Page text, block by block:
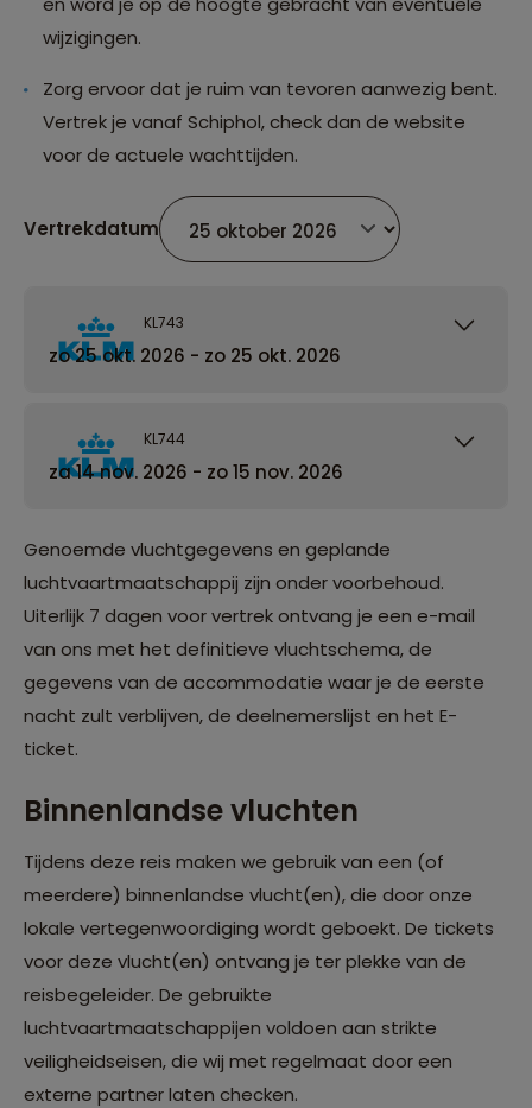
wijzigingen.
Zorg ervoor dat je ruim van tevoren aanwezig bent.
Vertrek je vanaf Schiphol, check dan de website
voor de actuele wachttijden.
Vertrekdatum
KL743
zo 25 okt. 2026 - zo 25 okt. 2026
KL744
za 14 nov. 2026 - zo 15 nov. 2026
Genoemde vluchtgegevens en geplande
luchtvaartmaatschappij zijn onder voorbehoud.
Uiterlijk 7 dagen voor vertrek ontvang je een e-mail
van ons met het definitieve vluchtschema, de
gegevens van de accommodatie waar je de eerste
nacht zult verblijven, de deelnemerslijst en het E-
ticket.
Binnenlandse vluchten
Tijdens deze reis maken we gebruik van een (of
meerdere) binnenlandse vlucht(en), die door onze
lokale vertegenwoordiging wordt geboekt. De tickets
voor deze vlucht(en) ontvang je ter plekke van de
reisbegeleider. De gebruikte
luchtvaartmaatschappijen voldoen aan strikte
veiligheidseisen, die wij met regelmaat door een
externe partner laten checken.